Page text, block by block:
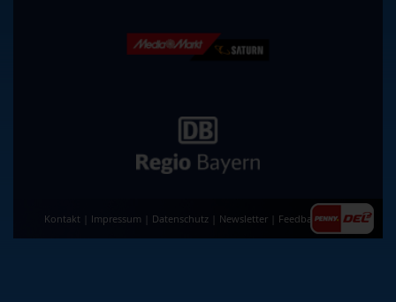
Kontakt Impressum Datenschutz Newsletter Feedback|AGB